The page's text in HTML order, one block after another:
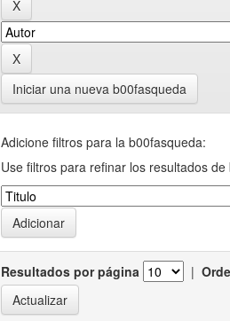
Iniciar una nueva b00fasqueda
Adicione filtros para la b00fasqueda:
Use filtros para refinar los resultados de
Resultados por página |